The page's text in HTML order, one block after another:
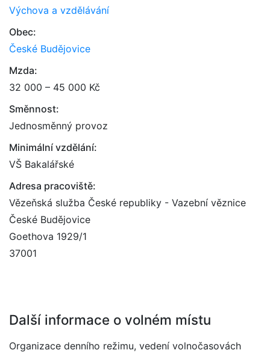
Výchova a vzdělávání
Obec:
České Budějovice
Mzda:
32 000 – 45 000 Kč
Směnnost:
Jednosměnný provoz
Minimální vzdělání:
VŠ Bakalářské
Adresa pracoviště:
Vězeňská služba České republiky - Vazební věznice
České Budějovice
Goethova 1929/1
37001
Další informace o volném místu
Organizace denního režimu, vedení volnočasovách